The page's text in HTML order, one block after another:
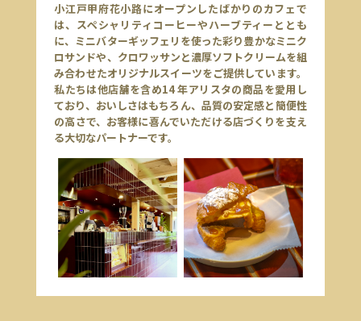
小江戸甲府花小路にオープンしたばかりのカフェで
は、スペシャリティコーヒーやハーブティーととも
に、ミニバターギッフェリを使った彩り豊かなミニク
ロサンドや、クロワッサンと濃厚ソフトクリームを組
み合わせたオリジナルスイーツをご提供しています。
私たちは他店舗を含め14 年アリスタの商品を愛用し
ており、おいしさはもちろん、品質の安定感と簡便性
の高さで、お客様に喜んでいただける店づくりを支え
る大切なパートナーです。